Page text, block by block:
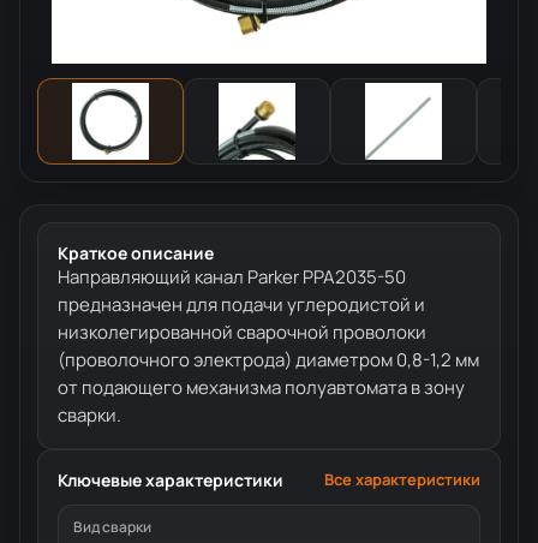
Краткое описание
Направляющий канал Parker PPA2035-50
предназначен для подачи углеродистой и
низколегированной сварочной проволоки
(проволочного электрода) диаметром 0,8-1,2 мм
от подающего механизма полуавтомата в зону
сварки.
Ключевые характеристики Все характеристики
Вид сварки